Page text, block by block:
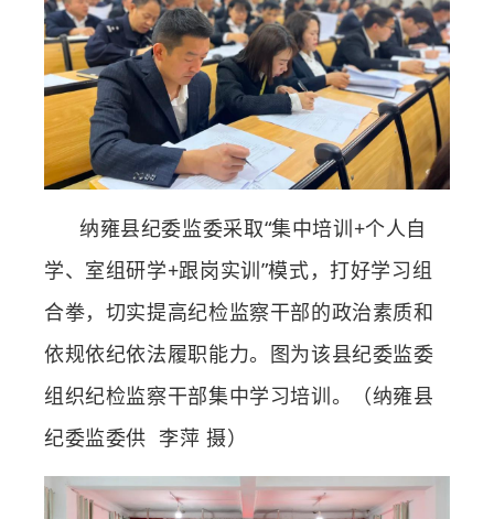
纳雍县纪委监委采取“集中培训+个人自
学、室组研学+跟岗实训”模式，打好学习组
合拳，切实提高纪检监察干部的政治素质和
依规依纪依法履职能力。图为该县纪委监委
组织纪检监察干部集中学习培训。（纳雍县
纪委监委供 李萍 摄）